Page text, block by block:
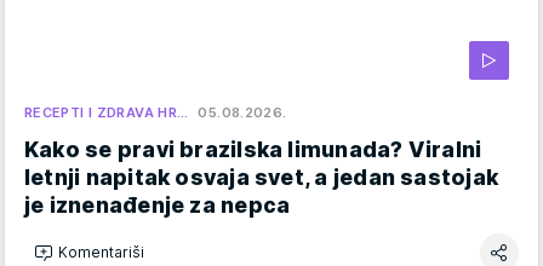
RECEPTI I ZDRAVA HR… 05.08.2026.
Kako se pravi brazilska limunada? Viralni
letnji napitak osvaja svet, a jedan sastojak
je iznenađenje za nepca
Komentariši